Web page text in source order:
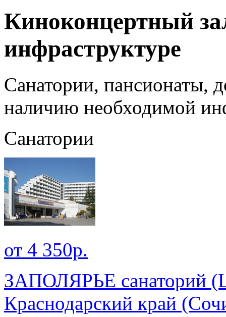
Киноконцертный
инфраструктуре
Санатории, пансионаты,
наличию необходимой
Санатории
от 4 350р.
ЗАПОЛЯРЬЕ санаторий
Краснодарский край